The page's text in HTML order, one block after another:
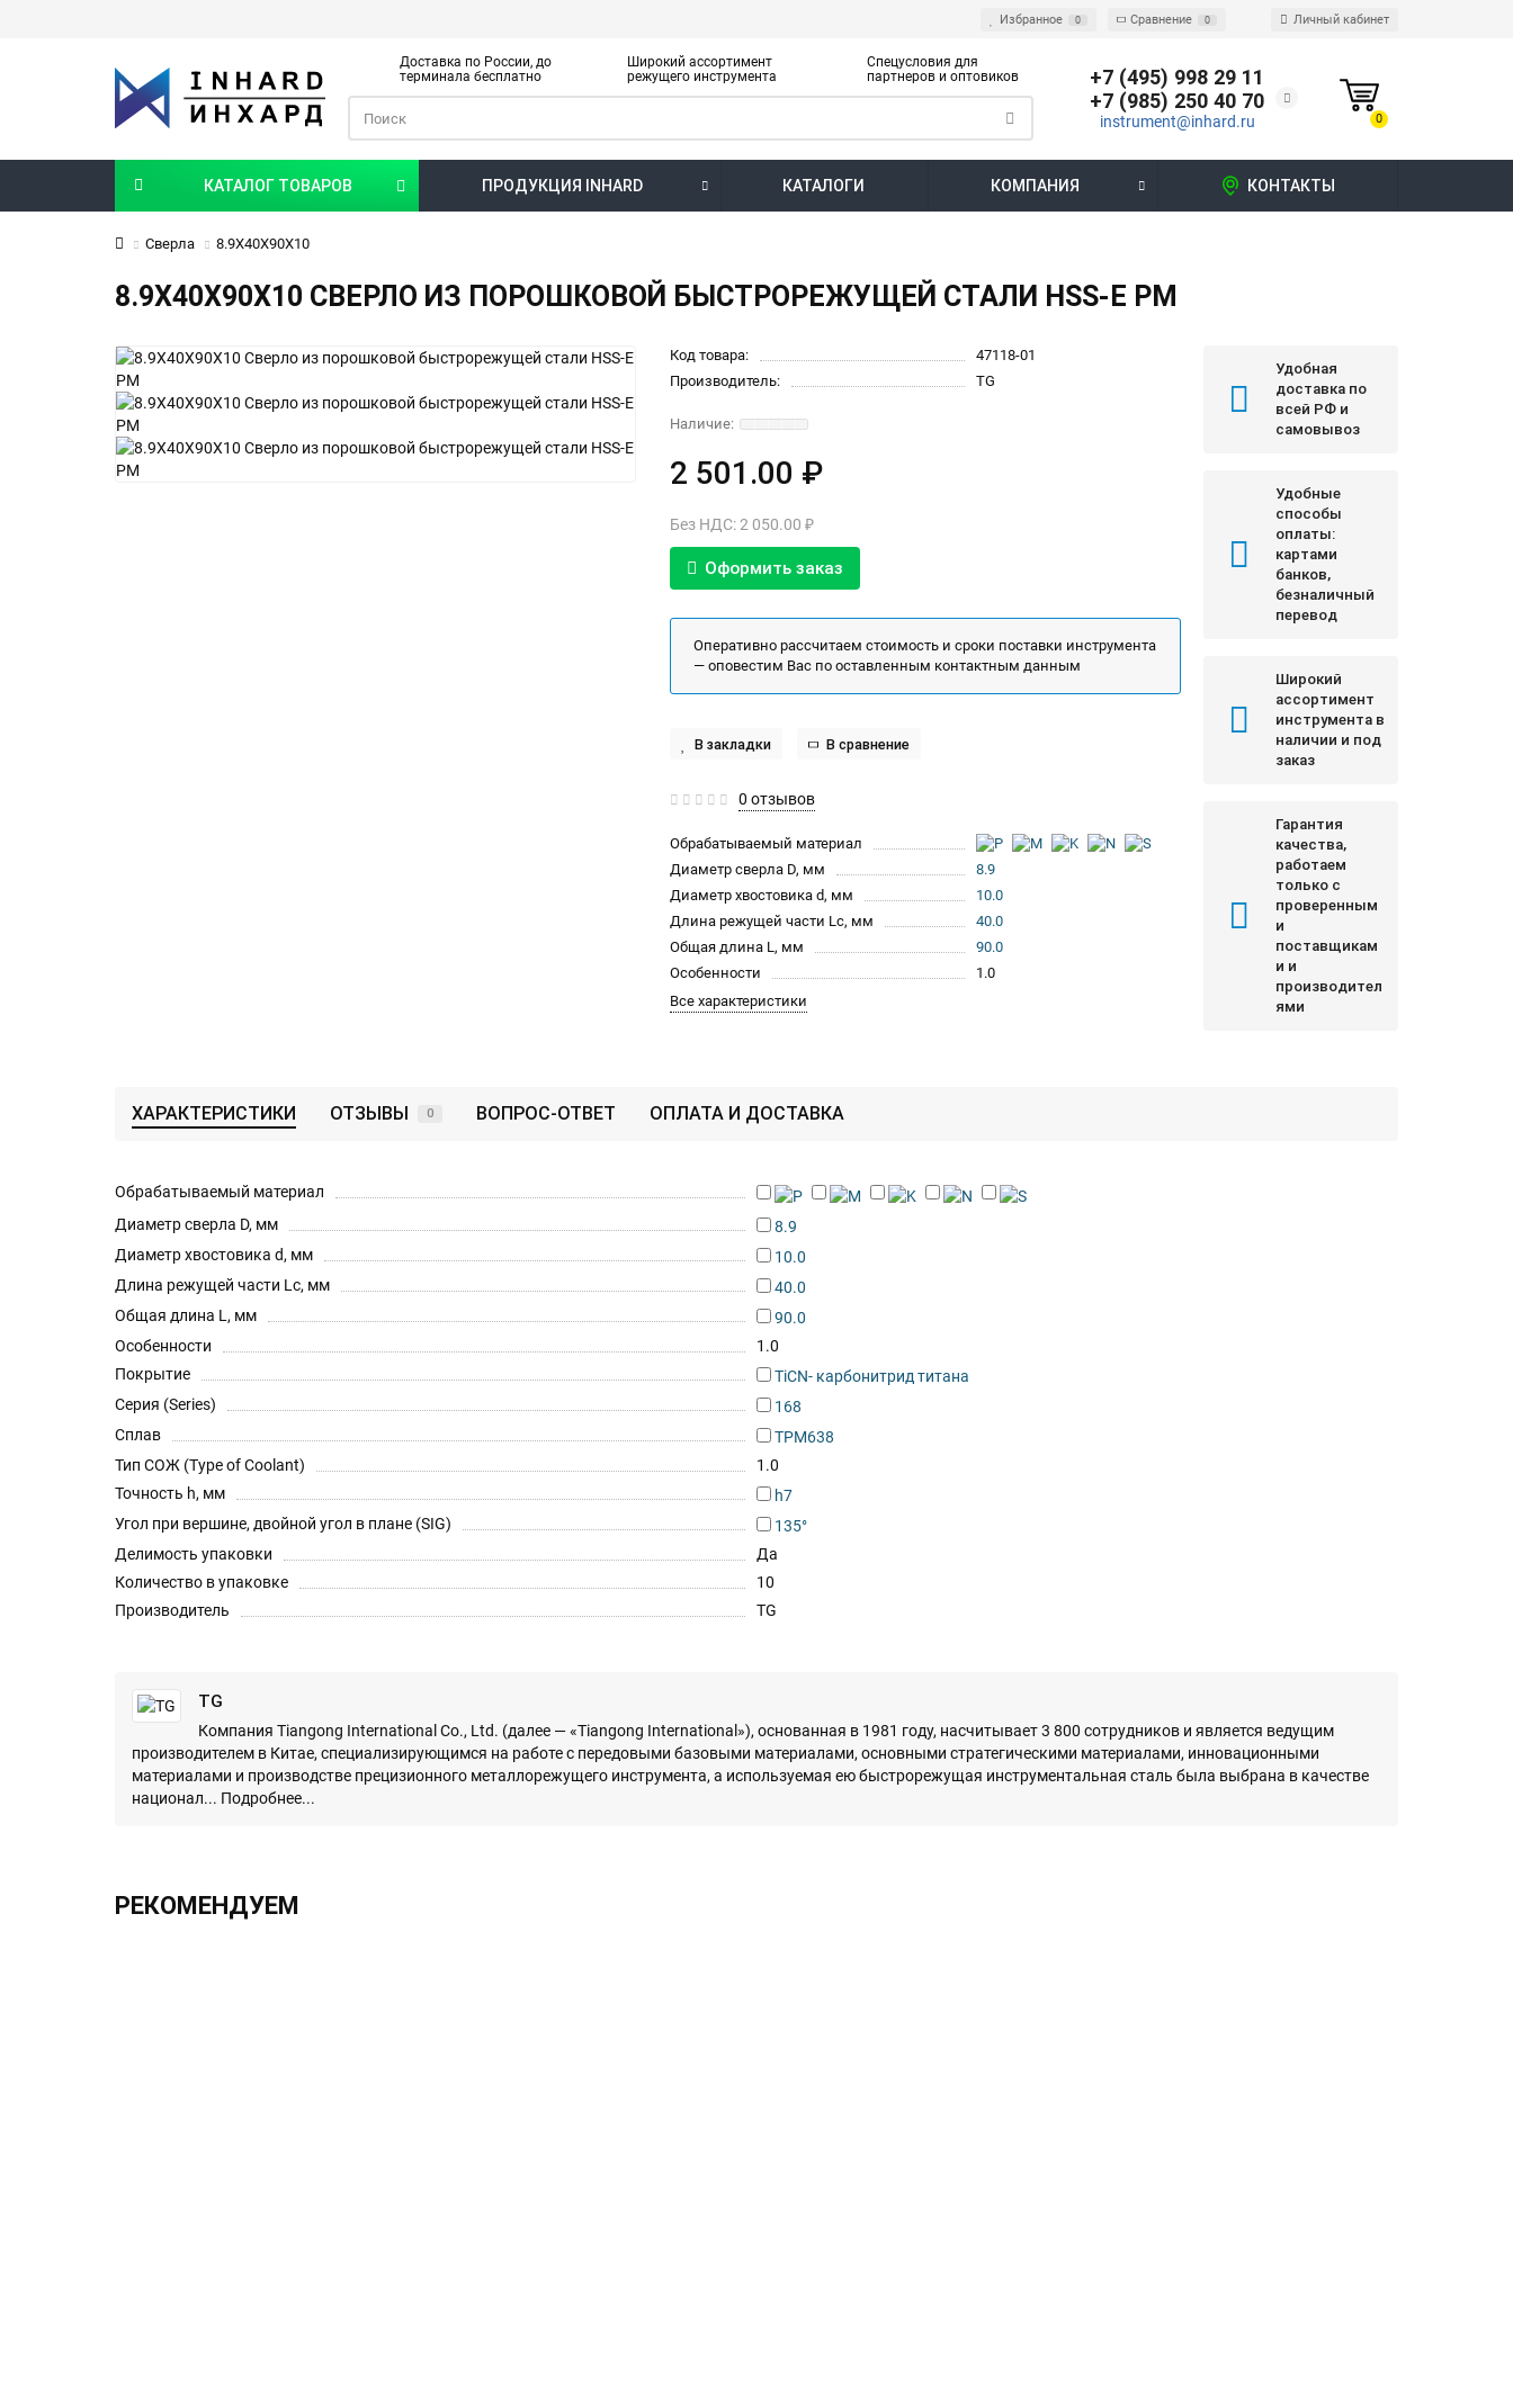
Избранное 0 Сравнение 0 Личный кабинет
Доставка по России, до
терминала бесплатно
Широкий ассортимент
режущего инструмента
Спецусловия для
партнеров и оптовиков
+7 (495) 998 29 11
+7 (985) 250 40 70
instrument@inhard.ru 0
КАТАЛОГ ТОВАРОВ ПРОДУКЦИЯ INHARD КАТАЛОГИ КОМПАНИЯ КОНТАКТЫ
Сверла 8.9X40X90X10
8.9X40X90X10 СВЕРЛО ИЗ ПОРОШКОВОЙ БЫСТРОРЕЖУЩЕЙ СТАЛИ HSS-E PM
Код товара:
47118-01
Производитель:
TG
2 501.00 ₽
Без НДС: 2 050.00 ₽
Оформить заказ
Оперативно рассчитаем стоимость и сроки поставки инструмента
— оповестим Вас по оставленным контактным данным
В закладки В сравнение
0 отзывов
Обрабатываемый материал
Диаметр сверла D, мм
8.9
Диаметр хвостовика d, мм
10.0
Длина режущей части Lc, мм
40.0
Общая длина L, мм
90.0
Особенности
1.0
Все характеристики
Удобная
доставка по
всей РФ и
самовывоз
Удобные
способы
оплаты:
картами
банков,
безналичный
перевод
Широкий
ассортимент
инструмента в
наличии и под
заказ
Гарантия
качества,
работаем
только с
проверенным
и
поставщикам
и и
производител
ями
ХАРАКТЕРИСТИКИ ОТЗЫВЫ 0 ВОПРОС-ОТВЕТ ОПЛАТА И ДОСТАВКА
Обрабатываемый материал
Диаметр сверла D, мм
8.9
Диаметр хвостовика d, мм
10.0
Длина режущей части Lc, мм
40.0
Общая длина L, мм
90.0
Особенности
1.0
Покрытие
TiCN- карбонитрид титана
Серия (Series)
168
Сплав
TPM638
Тип СОЖ (Type of Coolant)
1.0
Точность h, мм
h7
Угол при вершине, двойной угол в плане (SIG)
135°
Делимость упаковки
Да
Количество в упаковке
10
Производитель
TG
TG
Компания Tiangong International Co., Ltd. (далее — «Tiangong International»), основанная в 1981 году, насчитывает 3 800 сотрудников и является ведущим
производителем в Китае, специализирующимся на работе с передовыми базовыми материалами, основными стратегическими материалами, инновационными
материалами и производстве прецизионного металлорежущего инструмента, а используемая ею быстрорежущая инструментальная сталь была выбрана в качестве
национал... Подробнее...
РЕКОМЕНДУЕМ